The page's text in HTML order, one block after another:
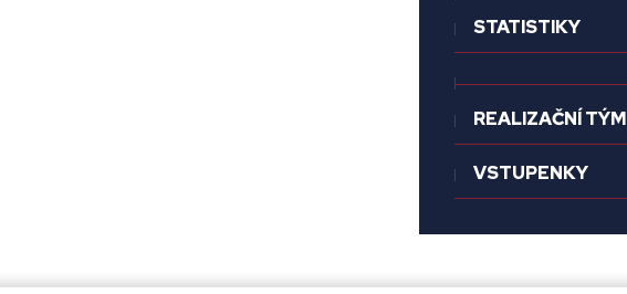
STATISTIKY
REALIZAČNÍ TÝM
VSTUPENKY